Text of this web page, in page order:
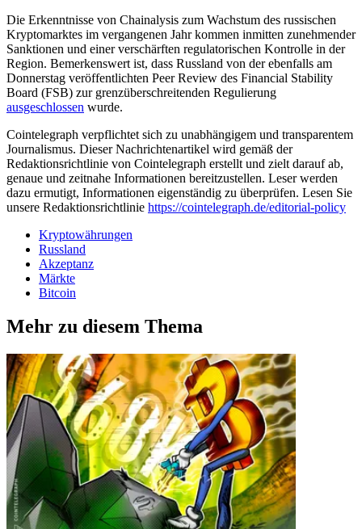
Die Erkenntnisse von Chainalysis zum Wachstum des russischen
Kryptomarktes im vergangenen Jahr kommen inmitten zunehmender
Sanktionen und einer verschärften regulatorischen Kontrolle in der
Region. Bemerkenswert ist, dass Russland von der ebenfalls am
Donnerstag veröffentlichten Peer Review des Financial Stability
Board (FSB) zur grenzüberschreitenden Regulierung
ausgeschlossen wurde.
Cointelegraph verpflichtet sich zu unabhängigem und transparentem
Journalismus. Dieser Nachrichtenartikel wird gemäß der
Redaktionsrichtlinie von Cointelegraph erstellt und zielt darauf ab,
genaue und zeitnahe Informationen bereitzustellen. Leser werden
dazu ermutigt, Informationen eigenständig zu überprüfen. Lesen Sie
unsere Redaktionsrichtlinie https://cointelegraph.de/editorial-policy
Kryptowährungen
Russland
Akzeptanz
Märkte
Bitcoin
Mehr zu diesem Thema